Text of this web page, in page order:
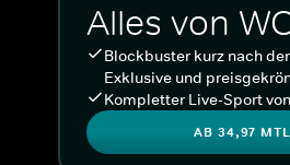
Alles von
Blockbuster kurz nach
Exklusive und
Kompletter Live-Sport
AB 34,97